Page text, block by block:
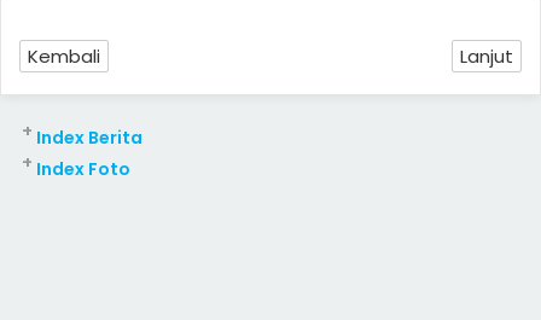
Kembali Lanjut
Index Berita
+
Index Foto
+